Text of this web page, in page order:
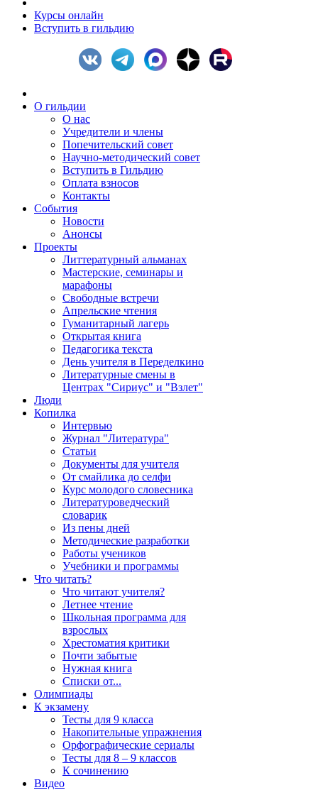
Курсы онлайн
Вступить в гильдию
О гильдии
О нас
Учредители и члены
Попечительский совет
Научно-методический совет
Вступить в Гильдию
Оплата взносов
Контакты
События
Новости
Анонсы
Проекты
Литтературный альманах
Мастерские, семинары и
марафоны
Свободные встречи
Апрельские чтения
Гуманитарный лагерь
Открытая книга
Педагогика текста
День учителя в Переделкино
Литературные смены в
Центрах "Сириус" и "Взлет"
Люди
Копилка
Интервью
Журнал "Литература"
Статьи
Документы для учителя
От смайлика до селфи
Курс молодого словесника
Литературоведческий
словарик
Из пены дней
Методические разработки
Работы учеников
Учебники и программы
Что читать?
Что читают учителя?
Летнее чтение
Школьная программа для
взрослых
Хрестоматия критики
Почти забытые
Нужная книга
Списки от...
Олимпиады
К экзамену
Тесты для 9 класса
Накопительные упражнения
Орфографические сериалы
Тесты для 8 – 9 классов
К сочинению
Видео